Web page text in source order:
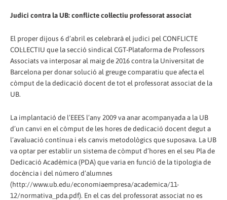
Judici contra la UB: conflicte col·lectiu professorat associat
El proper dijous 6 d’abril es celebrarà el judici pel CONFLICTE
COL·LECTIU que la secció sindical CGT-Plataforma de Professors
Associats va interposar al maig de 2016 contra la Universitat de
Barcelona per donar solució al greuge comparatiu que afecta el
còmput de la dedicació docent de tot el professorat associat de la
UB.
La implantació de l’EEES l’any 2009 va anar acompanyada a la UB
d’un canvi en el còmput de les hores de dedicació docent degut a
l’avaluació contínua i els canvis metodològics que suposava. La UB
va optar per establir un sistema de còmput d’hores en el seu Pla de
Dedicació Acadèmica (PDA) que varia en funció de la tipologia de
docència i del número d’alumnes
(http://www.ub.edu/economiaempresa/academica/11-
12/normativa_pda.pdf). En el cas del professorat associat no es